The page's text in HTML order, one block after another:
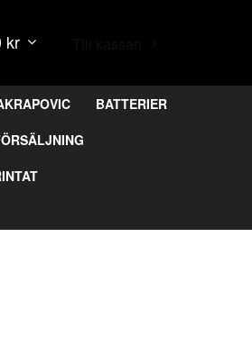
kr
BATTERIER